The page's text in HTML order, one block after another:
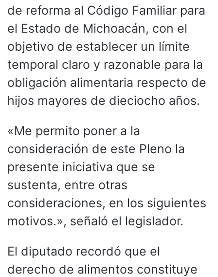
de reforma al Código Familiar para
el Estado de Michoacán, con el
objetivo de establecer un límite
temporal claro y razonable para la
obligación alimentaria respecto de
hijos mayores de dieciocho años.
«Me permito poner a la
consideración de este Pleno la
presente iniciativa que se
sustenta, entre otras
consideraciones, en los siguientes
motivos.», señaló el legislador.
El diputado recordó que el
derecho de alimentos constituye